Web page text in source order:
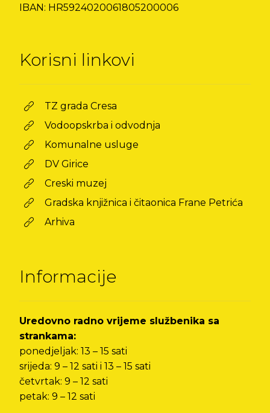
IBAN: HR5924020061805200006
Korisni linkovi
TZ grada Cresa
Vodoopskrba i odvodnja
Komunalne usluge
DV Girice
Creski muzej
Gradska knjižnica i čitaonica Frane Petrića
Arhiva
Informacije
Uredovno radno vrijeme službenika sa
strankama:
ponedjeljak: 13 – 15 sati
srijeda: 9 – 12 sati i 13 – 15 sati
četvrtak: 9 – 12 sati
petak: 9 – 12 sati